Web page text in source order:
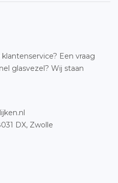
Een vraag
glasvezel? Wij staan
DX, Zwolle